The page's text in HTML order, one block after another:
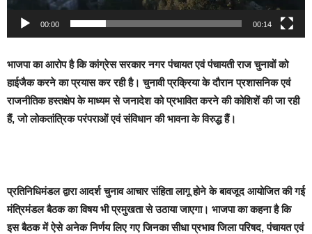
00:00 00:14
भाजपा का आरोप है कि कांग्रेस सरकार नगर पंचायत एवं पंचायती राज चुनावों को
हाईजैक करने का प्रयास कर रही है। चुनावी प्रक्रिया के दौरान प्रशासनिक एवं
राजनीतिक हस्तक्षेप के माध्यम से जनादेश को प्रभावित करने की कोशिशें की जा रही
हैं, जो लोकतांत्रिक परंपराओं एवं संविधान की भावना के विरुद्ध हैं।
प्रतिनिधिमंडल द्वारा आदर्श चुनाव आचार संहिता लागू होने के बावजूद आयोजित की गई
मंत्रिमंडल बैठक का विषय भी प्रमुखता से उठाया जाएगा। भाजपा का कहना है कि
इस बैठक में ऐसे अनेक निर्णय लिए गए जिनका सीधा प्रभाव जिला परिषद, पंचायत एवं